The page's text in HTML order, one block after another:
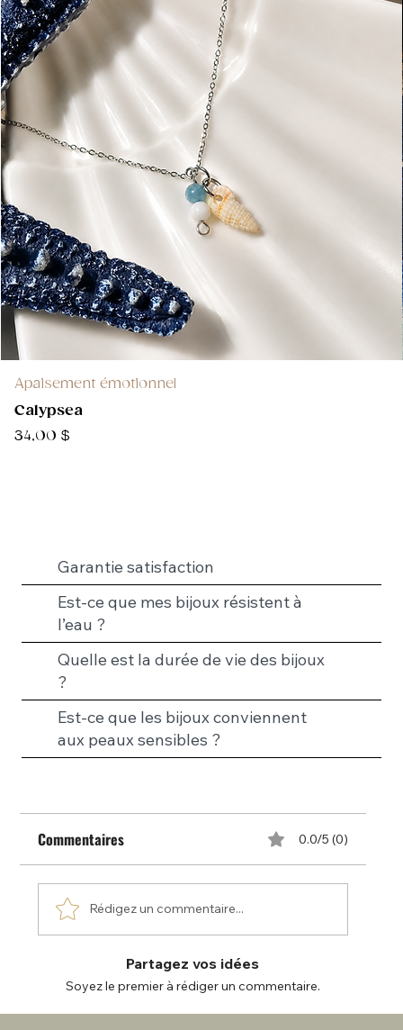
Apaisement émotionnel
Calypsea
Prix
34,00 $
Garantie satisfaction
Est-ce que mes bijoux résistent à
l’eau ?
Quelle est la durée de vie des bijoux
?
Est-ce que les bijoux conviennent
aux peaux sensibles ?
Commentaires 0.0/5 (0)
Rédigez un commentaire...
Partagez vos idées
Soyez le premier à rédiger un commentaire.